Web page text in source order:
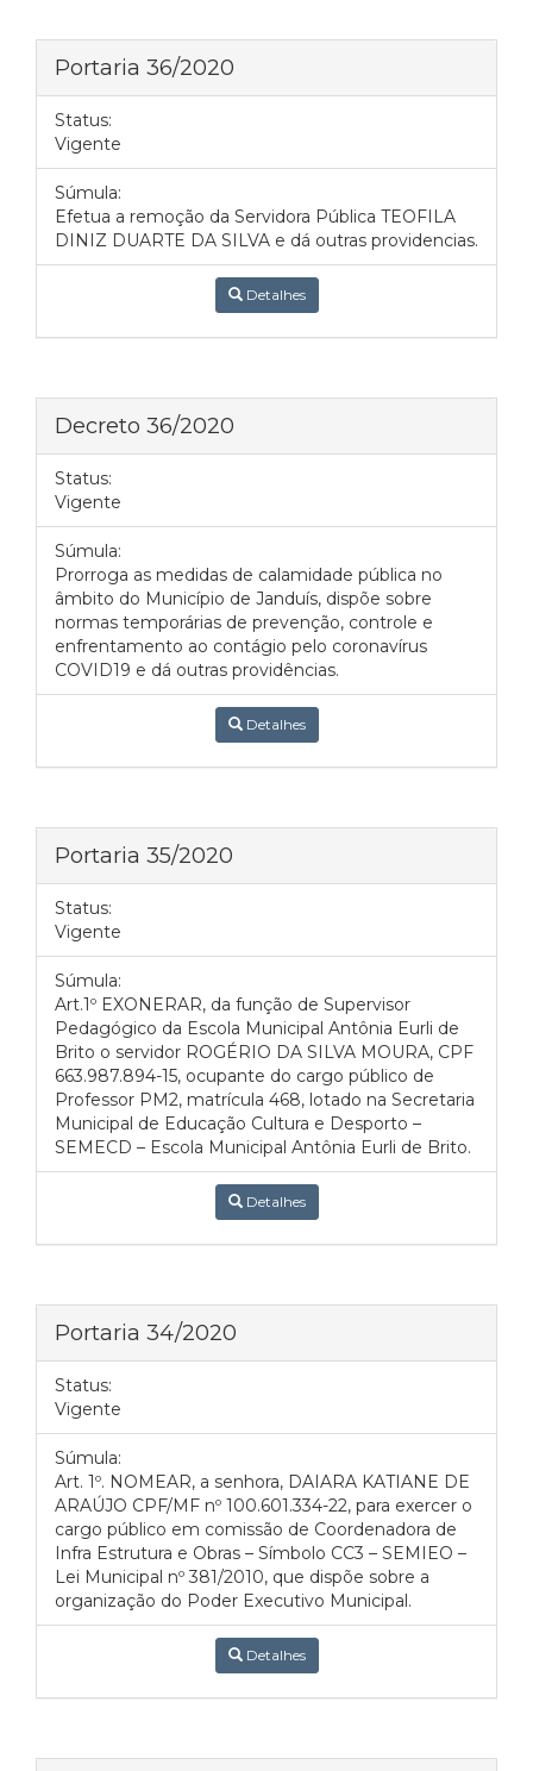
Portaria 36/2020
Status:
Vigente
Súmula:
Efetua a remoção da Servidora Pública TEOFILA
DINIZ DUARTE DA SILVA e dá outras providencias.
Detalhes
Decreto 36/2020
Status:
Vigente
Súmula:
Prorroga as medidas de calamidade pública no
âmbito do Município de Janduís, dispõe sobre
normas temporárias de prevenção, controle e
enfrentamento ao contágio pelo coronavírus
COVID19 e dá outras providências.
Detalhes
Portaria 35/2020
Status:
Vigente
Súmula:
Art.1º EXONERAR, da função de Supervisor
Pedagógico da Escola Municipal Antônia Eurli de
Brito o servidor ROGÉRIO DA SILVA MOURA, CPF
663.987.894-15, ocupante do cargo público de
Professor PM2, matrícula 468, lotado na Secretaria
Municipal de Educação Cultura e Desporto –
SEMECD – Escola Municipal Antônia Eurli de Brito.
Detalhes
Portaria 34/2020
Status:
Vigente
Súmula:
Art. 1º. NOMEAR, a senhora, DAIARA KATIANE DE
ARAÚJO CPF/MF nº 100.601.334-22, para exercer o
cargo público em comissão de Coordenadora de
Infra Estrutura e Obras – Símbolo CC3 – SEMIEO –
Lei Municipal nº 381/2010, que dispõe sobre a
organização do Poder Executivo Municipal.
Detalhes